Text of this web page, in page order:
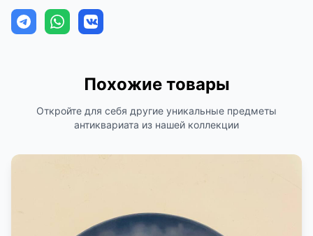
Похожие товары
Откройте для себя другие уникальные предметы
антиквариата из нашей коллекции